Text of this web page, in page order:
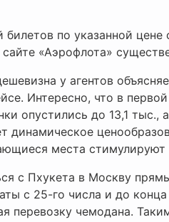
билетов по указанной
сайте «Аэрофлота»
у агентов
Интересно, что в
опустились до 13,1
динамическое
места стимулируют
с Пхукета в Москву
с 25-го числа и до
перевозку чемодана.